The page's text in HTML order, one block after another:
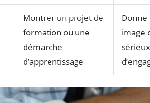
Montrer un projet de
formation ou une
démarche
d’apprentissage
Donne
image